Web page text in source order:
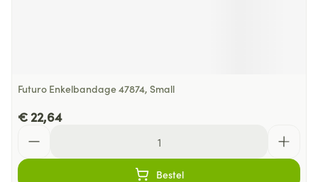
Futuro Enkelbandage 47874, Small
€ 22,64
Bestel